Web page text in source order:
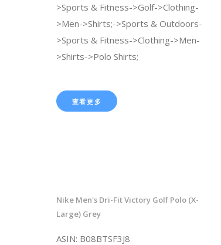
>Sports & Fitness->Golf->Clothing-
>Men->Shirts;->Sports & Outdoors-
>Sports & Fitness->Clothing->Men-
>Shirts->Polo Shirts;
查看更多
Nike Men's Dri-Fit Victory Golf Polo (X-
Large) Grey
ASIN: B08BTSF3J8